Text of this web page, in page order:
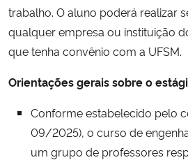
Ministério de Minas e Energia
Ministério do Turismo
trabalho. O aluno poderá realizar
qualquer empresa ou instituição
que tenha convênio com a UFSM.
Orientações gerais sobre o
Conforme estabelecido pelo
09/2025), o curso de
um grupo de professores